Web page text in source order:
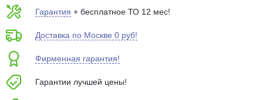
Гарантия + бесплатное ТО 12 мес!
Доставка по Москве 0 руб!
Фирменная гарантия!
Гарантии лучшей цены!
Подробнее